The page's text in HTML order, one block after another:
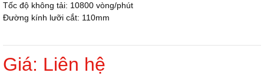
Tốc độ không tải: 10800 vòng/phút
Đường kính lưỡi cắt: 110mm
Giá: Liên hệ